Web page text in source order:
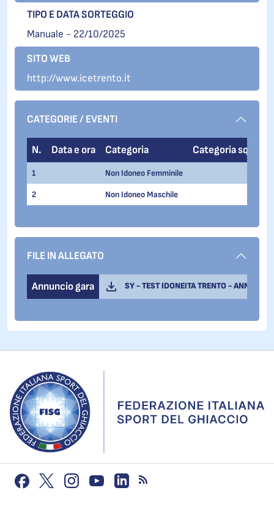
TIPO E DATA SORTEGGIO
Manuale - 22/10/2025
SITO WEB
http://www.icetrento.it
CATEGORIE / EVENTI
N. Data e ora Categoria Categoria sq.
1 Non Idoneo Femminile
2 Non Idoneo Maschile
FILE IN ALLEGATO
Annuncio gara SY - TEST IDONEITA TRENTO -